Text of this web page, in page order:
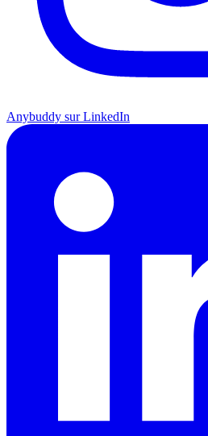
Anybuddy sur LinkedIn